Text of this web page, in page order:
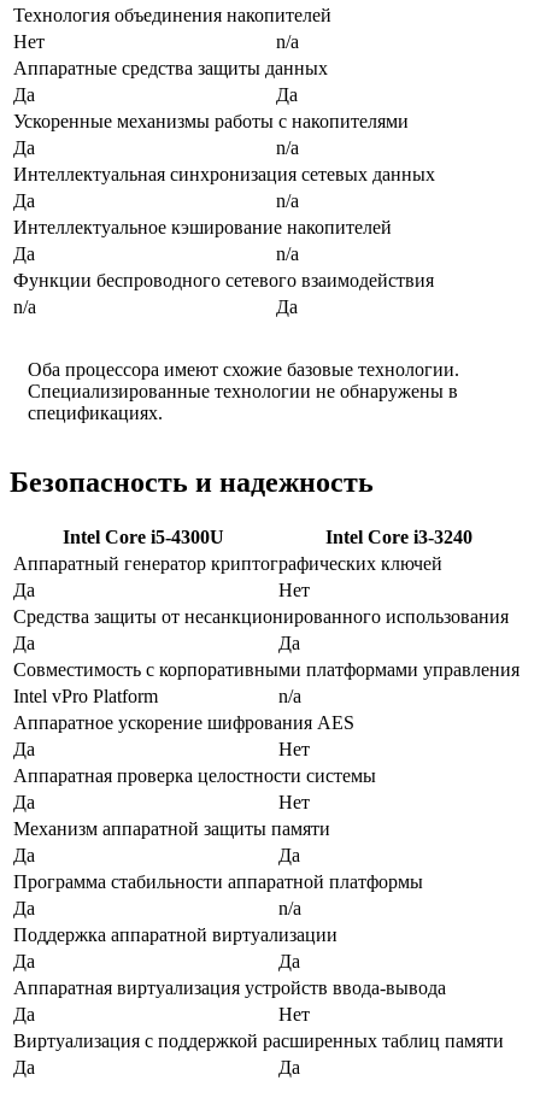
Технология объединения накопителей
Нет
n/a
Аппаратные средства защиты данных
Да
Да
Ускоренные механизмы работы с накопителями
Да
n/a
Интеллектуальная синхронизация сетевых данных
Да
n/a
Интеллектуальное кэширование накопителей
Да
n/a
Функции беспроводного сетевого взаимодействия
n/a
Да
Оба процессора имеют схожие базовые технологии.
Специализированные технологии не обнаружены в
спецификациях.
Безопасность и надежность
Intel Core i5-4300U
Intel Core i3-3240
Аппаратный генератор криптографических ключей
Да
Нет
Средства защиты от несанкционированного использования
Да
Да
Совместимость с корпоративными платформами управления
Intel vPro Platform
n/a
Аппаратное ускорение шифрования AES
Да
Нет
Аппаратная проверка целостности системы
Да
Нет
Механизм аппаратной защиты памяти
Да
Да
Программа стабильности аппаратной платформы
Да
n/a
Поддержка аппаратной виртуализации
Да
Да
Аппаратная виртуализация устройств ввода-вывода
Да
Нет
Виртуализация с поддержкой расширенных таблиц памяти
Да
Да